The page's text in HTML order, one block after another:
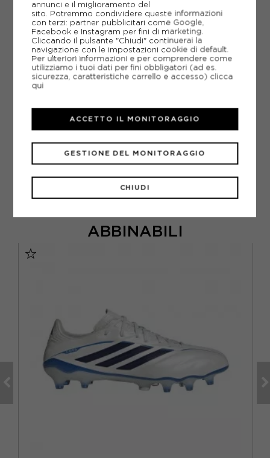
AGGIUNGI ALLA LISTA DEI DESIDERI
POTREBBERO INTERESSARTI ANCHE
PANTALONCINI ADIDAS
SHORT ALLENAMENTO CALCIO
ARTICOLI SPORTIVI ADIDAS
METODI DI PAGAMENTO
SCHEDA TECNICA
GUIDA ALLE TAGLIE
ABBINABILI
annunci e il miglioramento del
sito. Potremmo condividere queste informazioni
con terzi: partner pubblicitari come Google,
Facebook e Instagram per fini di marketing.
Cliccando il pulsante "Chiudi" continuerai la
navigazione con le impostazioni cookie di default.
Per ulteriori informazioni e per comprendere come
utilizziamo i tuoi dati per fini obbligatori (ad es.
sicurezza, caratteristiche carrello e accesso) clicca
qui
CHIUDI
GESTIONE DEL MONITORAGGIO
ACCETTO IL MONITORAGGIO